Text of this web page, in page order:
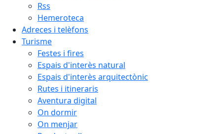
Rss
Hemeroteca
Adreces i telèfons
Turisme
Festes i fires
Espais d'interès natural
Espais d'interès arquitectònic
Rutes i itineraris
Aventura digital
On dormir
On menjar